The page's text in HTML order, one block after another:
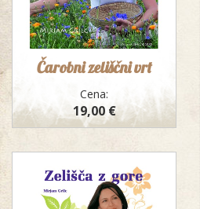
Čarobni zeliščni vrt
Cena:
19,00 €